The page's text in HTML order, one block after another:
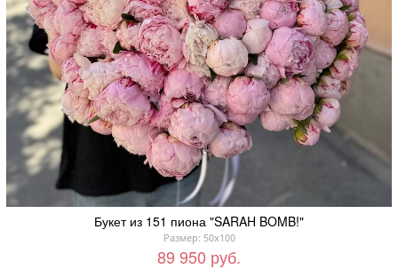
Букет из 151 пиона "SARAH BOMB!"
Размер: 50x100
89 950 руб.